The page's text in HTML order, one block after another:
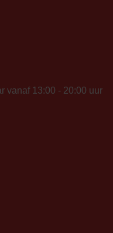
vanaf 13:00 - 20:00 uur